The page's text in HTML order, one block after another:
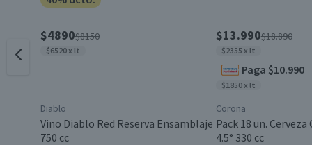
Nota
$4890$8150
$6520 x lt
Diablo
Vino Diablo Red Reserva Ensamblaje
750 cc
$13.990$18.890
$2355 x lt
Paga $10.990
$1850 x lt
Corona
Pack 18 un.
4.5° 330 cc